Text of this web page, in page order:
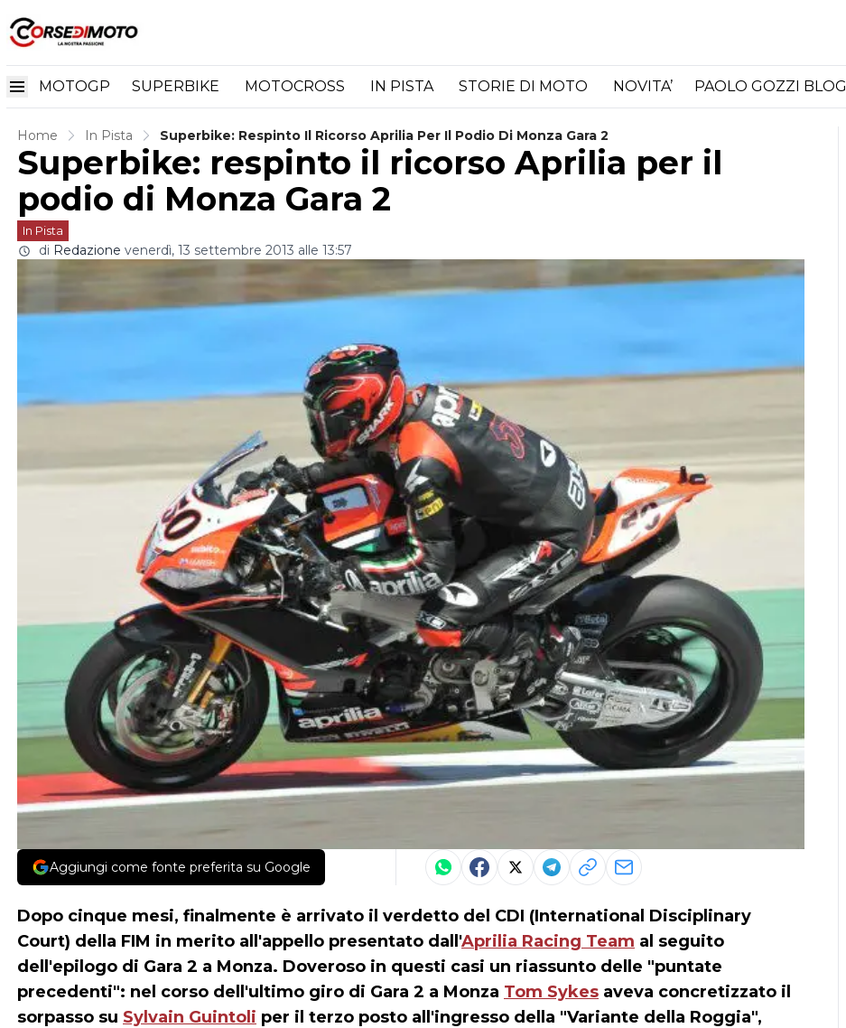
MOTOGP SUPERBIKE MOTOCROSS IN PISTA STORIE DI MOTO NOVITA’ PAOLO GOZZI BLOG
Home In Pista Superbike: Respinto Il Ricorso Aprilia Per Il Podio Di Monza Gara 2
Superbike: respinto il ricorso Aprilia per il
podio di Monza Gara 2
In Pista
di Redazione venerdì, 13 settembre 2013 alle 13:57
Aggiungi come fonte preferita su Google
Dopo cinque mesi, finalmente è arrivato il verdetto del CDI (International Disciplinary
Court) della FIM in merito all'appello presentato dall'Aprilia Racing Team al seguito
dell'epilogo di Gara 2 a Monza. Doveroso in questi casi un riassunto delle "puntate
precedenti": nel corso dell'ultimo giro di Gara 2 a Monza Tom Sykes aveva concretizzato il
sorpasso su Sylvain Guintoli per il terzo posto all'ingresso della "Variante della Roggia",